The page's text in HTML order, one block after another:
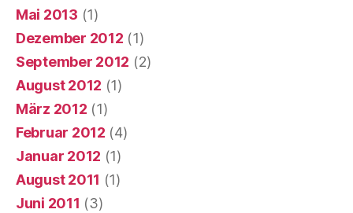
Mai 2013 (1)
Dezember 2012 (1)
September 2012 (2)
August 2012 (1)
März 2012 (1)
Februar 2012 (4)
Januar 2012 (1)
August 2011 (1)
Juni 2011 (3)